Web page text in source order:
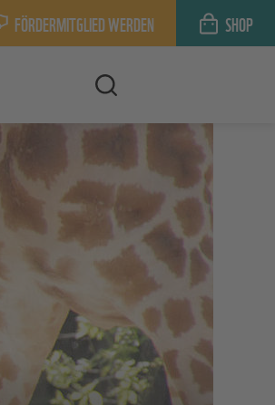
FÖRDERMITGLIED WERDEN SHOP